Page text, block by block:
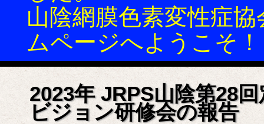
山陰網膜色素変性症
ムページへようこそ
2023年 JRPS山陰第28
ビジョン研修会の報告